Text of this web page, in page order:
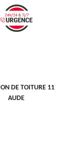
DE TOITURE 11
AUDE